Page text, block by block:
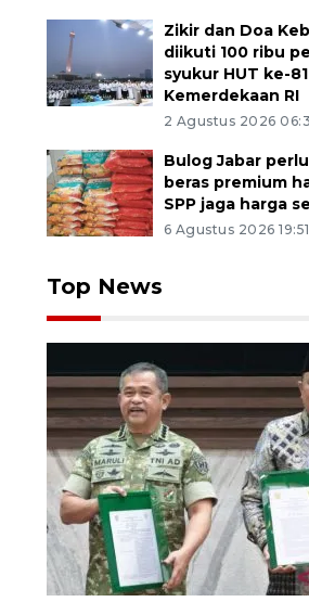
Zikir dan Doa
diikuti 100 ribu
syukur HUT ke-81
Kemerdekaan RI
2 Agustus 2026
Bulog Jabar
beras premium
SPP jaga harga
6 Agustus 2026 19:51
Top News